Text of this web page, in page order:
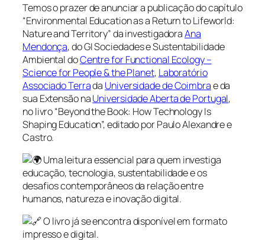
Temos o prazer de anunciar a publicação do capítulo
“Environmental Education as a Return to Lifeworld:
Nature and Territory” da investigadoraAna
Mendonça, do GI Sociedades e Sustentabilidade
Ambiental doCentre for Functional Ecology –
Science for People & the Planet, Laboratório
Associado Terrada Universidade de Coimbrae da
sua Extensão naUniversidade Aberta de Portugal,
no livro “Beyond the Book: How Technology Is
Shaping Education”, editado por Paulo Alexandre e
Castro.
Uma leitura essencial para quem investiga
educação, tecnologia, sustentabilidade e os
desafios contemporâneos da relação entre
humanos, natureza e inovação digital.
O livro já se encontra disponível em formato
impresso e digital.